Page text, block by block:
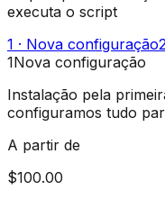
executa o script
1 · Nova configuração
1Nova configuração
Instalação pela
configuramos tudo
A partir de
$100.00